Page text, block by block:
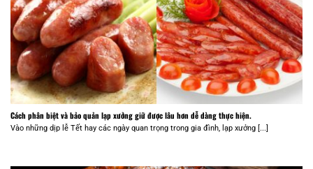
Cách phân biệt và bảo quản lạp xưởng giữ được lâu hơn dễ dàng thực hiện.
Vào những dịp lễ Tết hay các ngày quan trọng trong gia đình, lạp xưởng [...]